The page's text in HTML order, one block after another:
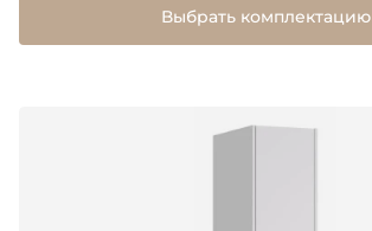
Выбрать комплектацию